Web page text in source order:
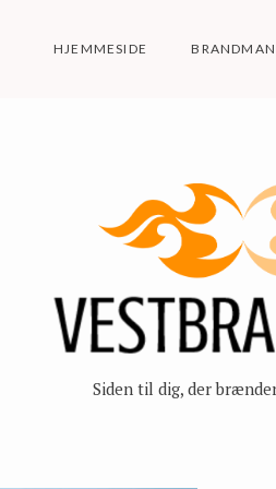
HJEMMESIDE
Siden til dig, der